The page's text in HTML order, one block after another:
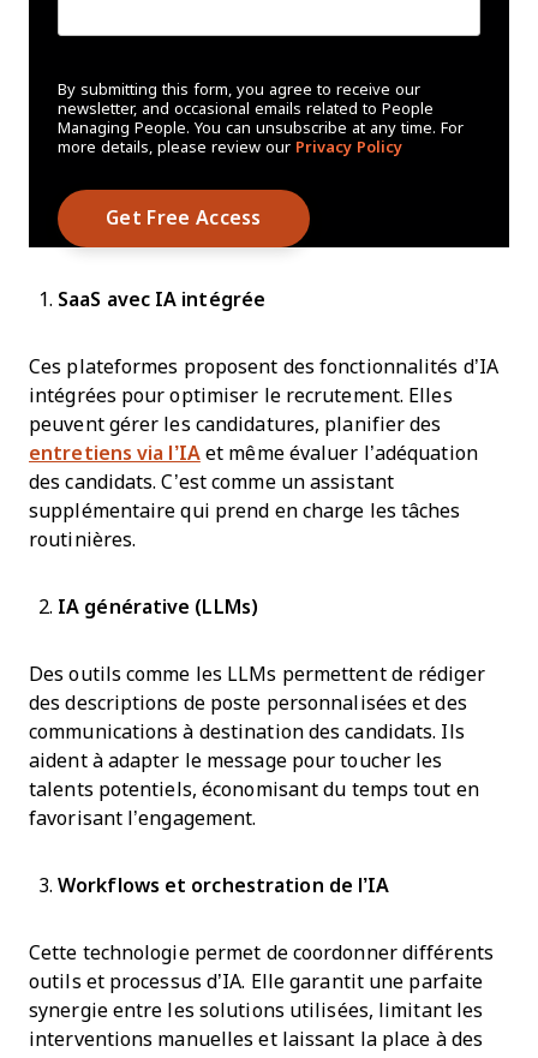
By submitting this form, you agree to receive our
newsletter, and occasional emails related to People
Managing People. You can unsubscribe at any time. For
more details, please review our Privacy Policy
SaaS avec IA intégrée
Ces plateformes proposent des fonctionnalités d’IA
intégrées pour optimiser le recrutement. Elles
peuvent gérer les candidatures, planifier des
entretiens via l’IAet même évaluer l’adéquation
des candidats. C’est comme un assistant
supplémentaire qui prend en charge les tâches
routinières.
IA générative (LLMs)
Des outils comme les LLMs permettent de rédiger
des descriptions de poste personnalisées et des
communications à destination des candidats. Ils
aident à adapter le message pour toucher les
talents potentiels, économisant du temps tout en
favorisant l’engagement.
Workflows et orchestration de l’IA
Cette technologie permet de coordonner différents
outils et processus d’IA. Elle garantit une parfaite
synergie entre les solutions utilisées, limitant les
interventions manuelles et laissant la place à des